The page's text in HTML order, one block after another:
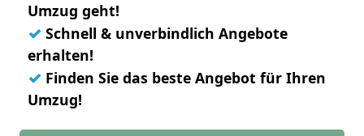
Umzug geht!
✓ Schnell & unverbindlich Angebote
erhalten!
✓ Finden Sie das beste Angebot für Ihren
Umzug!